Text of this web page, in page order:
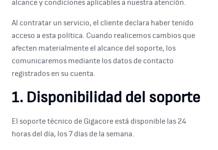
alcance y condiciones aplicables a nuestra atención.
Al contratar un servicio, el cliente declara haber tenido
acceso a esta política. Cuando realicemos cambios que
afecten materialmente el alcance del soporte, los
comunicaremos mediante los datos de contacto
registrados en su cuenta.
1. Disponibilidad del soporte
El soporte técnico de Gigacore está disponible las 24
horas del día, los 7 días de la semana.